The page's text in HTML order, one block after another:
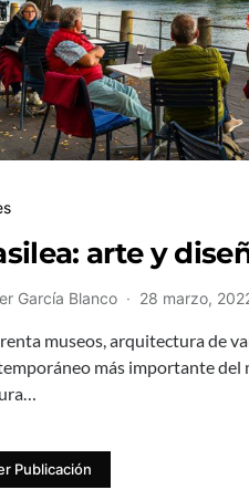
arte y
García Blanco 28 marzo,
museos, arquitectura de
más importante del
Publicación